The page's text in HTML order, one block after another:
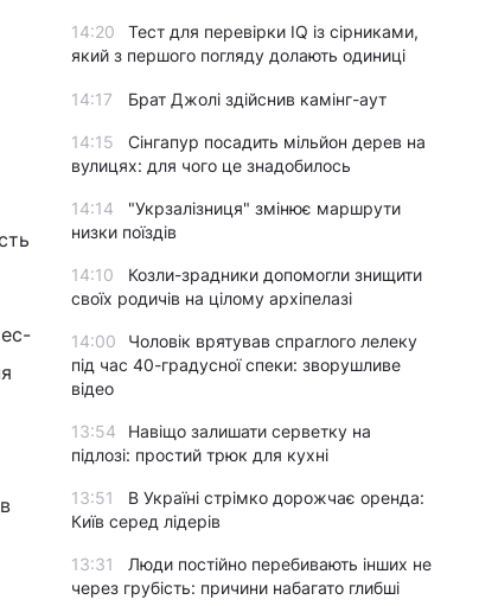
14:20
Тест для перевірки IQ із сірниками,
який з першого погляду долають одиниці
14:17 Брат Джолі здійснив камінг-аут
14:15
Сінгапур посадить мільйон дерев на
вулицях: для чого це знадобилось
14:14
"Укрзалізниця" змінює маршрути
низки поїздів
14:10
Козли-зрадники допомогли знищити
своїх родичів на цілому архіпелазі
14:00
Чоловік врятував спраглого лелеку
під час 40-градусної спеки: зворушливе
відео
13:54
Навіщо залишати серветку на
підлозі: простий трюк для кухні
13:51
В Україні стрімко дорожчає оренда:
Київ серед лідерів
13:31
Люди постійно перебивають інших не
через грубість: причини набагато глибші